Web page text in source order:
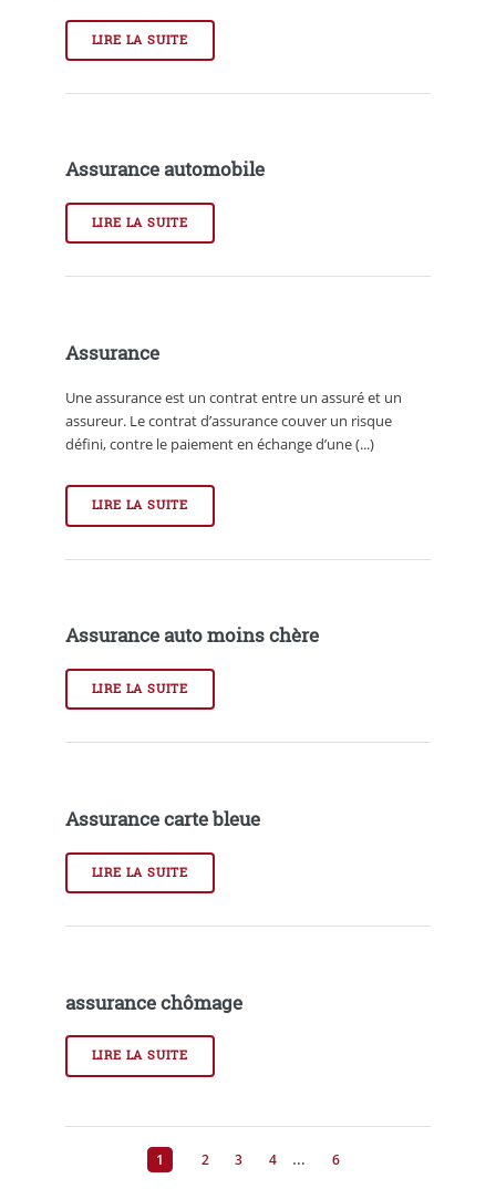
LIRE LA SUITE
Assurance automobile
LIRE LA SUITE
Assurance
Une assurance est un contrat entre un assuré et un
assureur. Le contrat d’assurance couver un risque
défini, contre le paiement en échange d’une (...)
LIRE LA SUITE
Assurance auto moins chère
LIRE LA SUITE
Assurance carte bleue
LIRE LA SUITE
assurance chômage
LIRE LA SUITE
1 2 3 4 … 6